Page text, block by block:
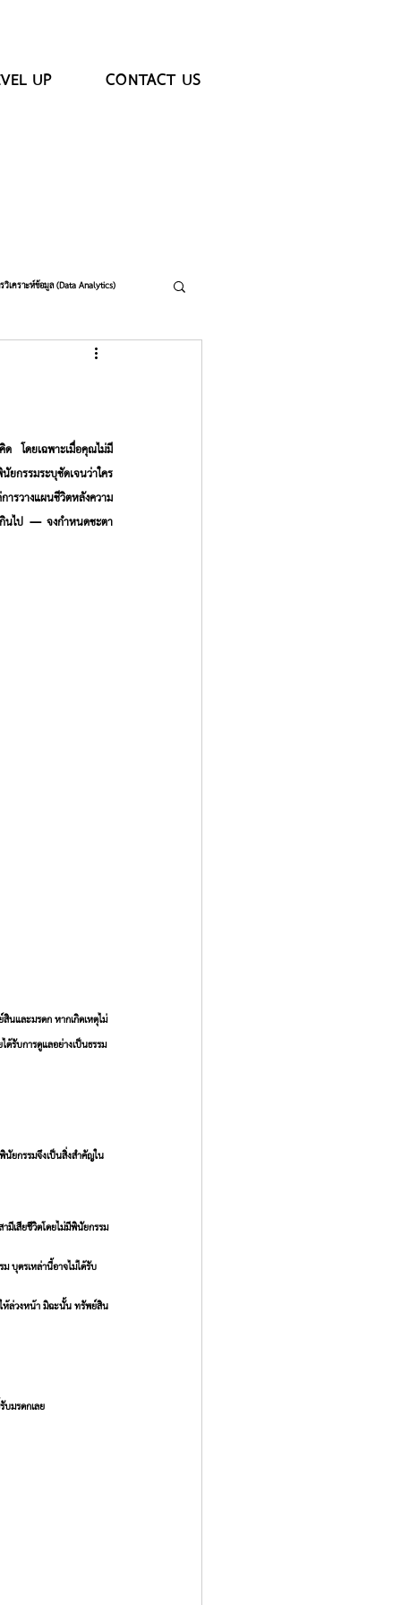
UP CONTACT US
วิเคราะห์ข้อมูล (Data Analytics)
โดยเฉพาะเมื่อคุณไม่มี
กรรมระบุชัดเจนว่าใคร
ารวางแผนชีวิตหลังความ
กินไป — จงกำหนดชะตา
นและมรดก หากเกิดเหตุไม่
รับการดูแลอย่างเป็นธรรม
ยกรรมจึงเป็นสิ่งสำคัญใน
เสียชีวิตโดยไม่มีพินัยกรรม
บุตรเหล่านี้อาจไม่ได้รับ
ห้ล่วงหน้า มิฉะนั้น ทรัพย์สิน
มรดกเลย